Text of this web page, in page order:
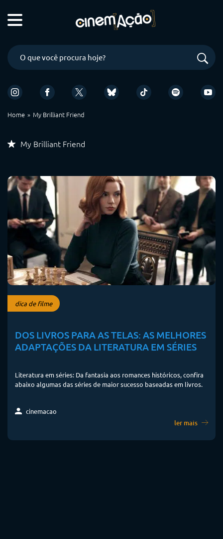
Home My Brilliant Friend
My Brilliant Friend
dica de filme
DOS LIVROS PARA AS TELAS: AS MELHORES
ADAPTAÇÕES DA LITERATURA EM SÉRIES
Literatura em séries: Da fantasia aos romances históricos, confira
abaixo algumas das séries de maior sucesso baseadas em livros.
cinemacao
ler mais